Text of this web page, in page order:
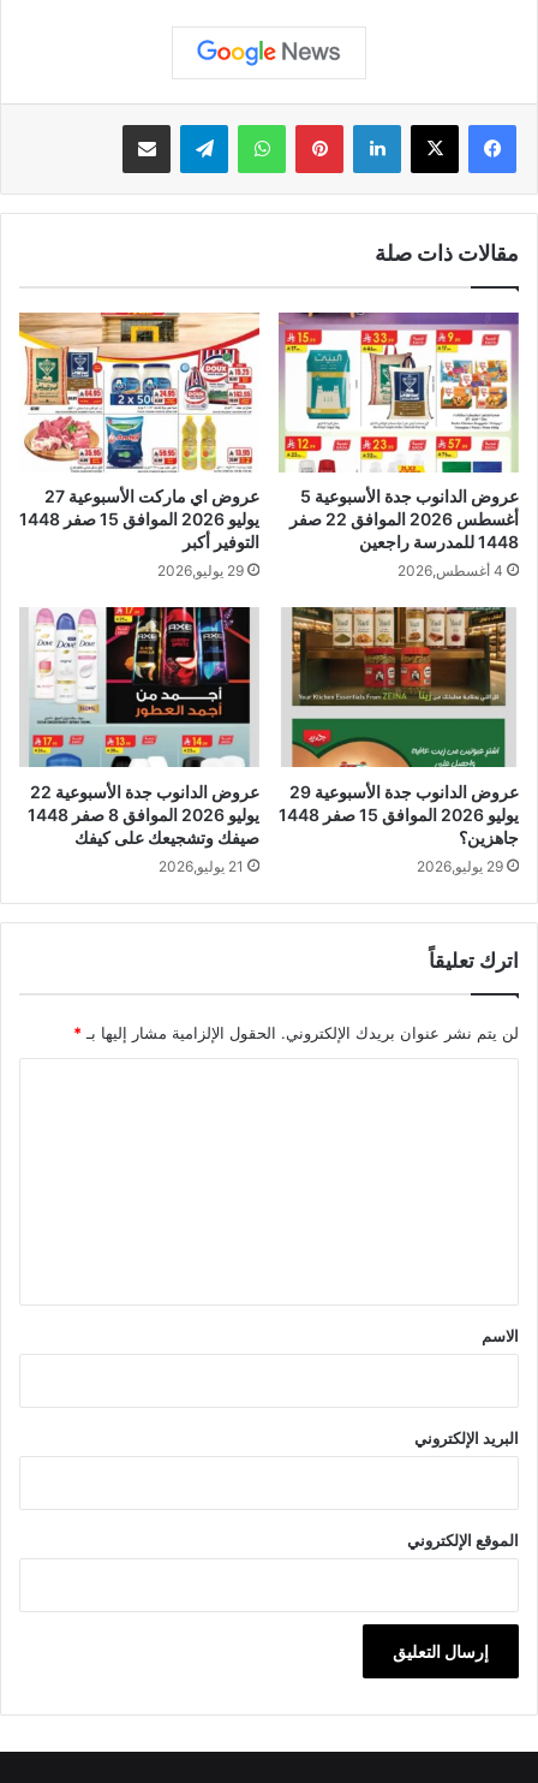
لينكدإن بينتيريستواتساب تيلقرام مشاركة عبر البريد
مقالات ذات صلة
عروض الدانوب جدة الأسبوعية 5
أغسطس 2026 الموافق 22 صفر
1448 للمدرسة راجعين
4 أغسطس,2026
عروض اي ماركت الأسبوعية 27
يوليو 2026 الموافق 15 صفر 1448
التوفير أكبر
29 يوليو,2026
عروض الدانوب جدة الأسبوعية 29
يوليو 2026 الموافق 15 صفر 1448
جاهزين؟
29 يوليو,2026
عروض الدانوب جدة الأسبوعية 22
يوليو 2026 الموافق 8 صفر 1448
صيفك وتشجيعك على كيفك
21 يوليو,2026
اترك تعليقاً
لن يتم نشر عنوان بريدك الإلكتروني. الحقول الإلزامية مشار إليها بـ *
*
الاسم
البريد الإلكتروني
الموقع الإلكتروني